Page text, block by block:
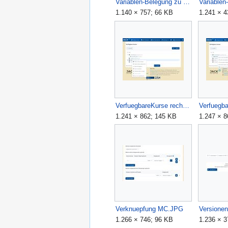
Variablen-Belegung zu Beginn dieser Stufe.JPG
1.140 × 757; 66 KB
1.241 ×
1.241 × 862; 145 KB
1.247 ×
Verknuepfung MC.JPG
1.266 × 746; 96 KB
1.236 ×